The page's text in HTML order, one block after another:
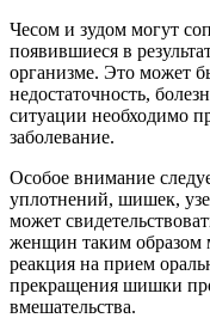
Чесом и зудом могут
появившиеся в
организме. Это может
недостаточность,
ситуации необходимо
заболевание.
Особое внимание
уплотнений, шишек,
может
женщин таким образом
реакция на прием
прекращения шишки
вмешательства.